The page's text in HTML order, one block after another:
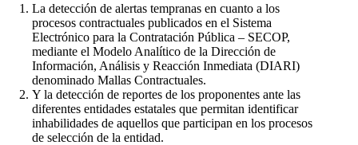
La detección de alertas tempranas en cuanto a los
procesos contractuales publicados en el Sistema
Electrónico para la Contratación Pública – SECOP,
mediante el Modelo Analítico de la Dirección de
Información, Análisis y Reacción Inmediata (DIARI)
denominado Mallas Contractuales.
Y la detección de reportes de los proponentes ante las
diferentes entidades estatales que permitan identificar
inhabilidades de aquellos que participan en los procesos
de selección de la entidad.